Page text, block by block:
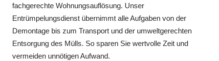
fachgerechte Wohnungsauflösung. Unser
Entrümpelungsdienst übernimmt alle Aufgaben von der
Demontage bis zum Transport und der umweltgerechten
Entsorgung des Mülls. So sparen Sie wertvolle Zeit und
vermeiden unnötigen Aufwand.